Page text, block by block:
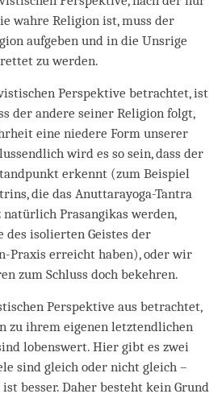
wahre Religion ist, muss der
aufgeben und in die Unsrige
zu werden.
Perspektive betrachtet, ist
der andere seiner Religion folgt,
eine niedere Form unserer
wird es so sein, dass der
erkennt (zum Beispiel
die das Anuttarayoga-Tantra
Prasangikas werden,
des isolierten Geistes der
Praxis erreicht haben), oder wir
zum Schluss doch bekehren.
Perspektive aus betrachtet,
zu ihrem eigenen letztendlichen
lobenswert. Hier gibt es zwei
sind gleich oder nicht gleich –
besser. Daher besteht kein Grund